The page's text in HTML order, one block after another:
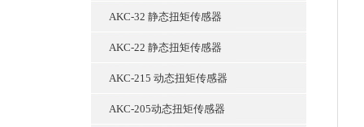
AKC-32 静态扭矩传感器
AKC-22 静态扭矩传感器
AKC-215 动态扭矩传感器
AKC-205动态扭矩传感器